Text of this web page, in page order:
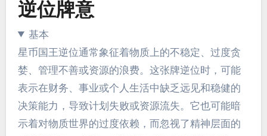
逆位牌意
基本
星币国王逆位通常象征着物质上的不稳定、过度贪
婪、管理不善或资源的浪费。这张牌逆位时，可能
表示在财务、事业或个人生活中缺乏远见和稳健的
决策能力，导致计划失败或资源流失。它也可能暗
示着对物质世界的过度依赖，而忽视了精神层面的